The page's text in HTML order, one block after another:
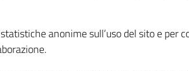
anonime sull’uso del sito e per